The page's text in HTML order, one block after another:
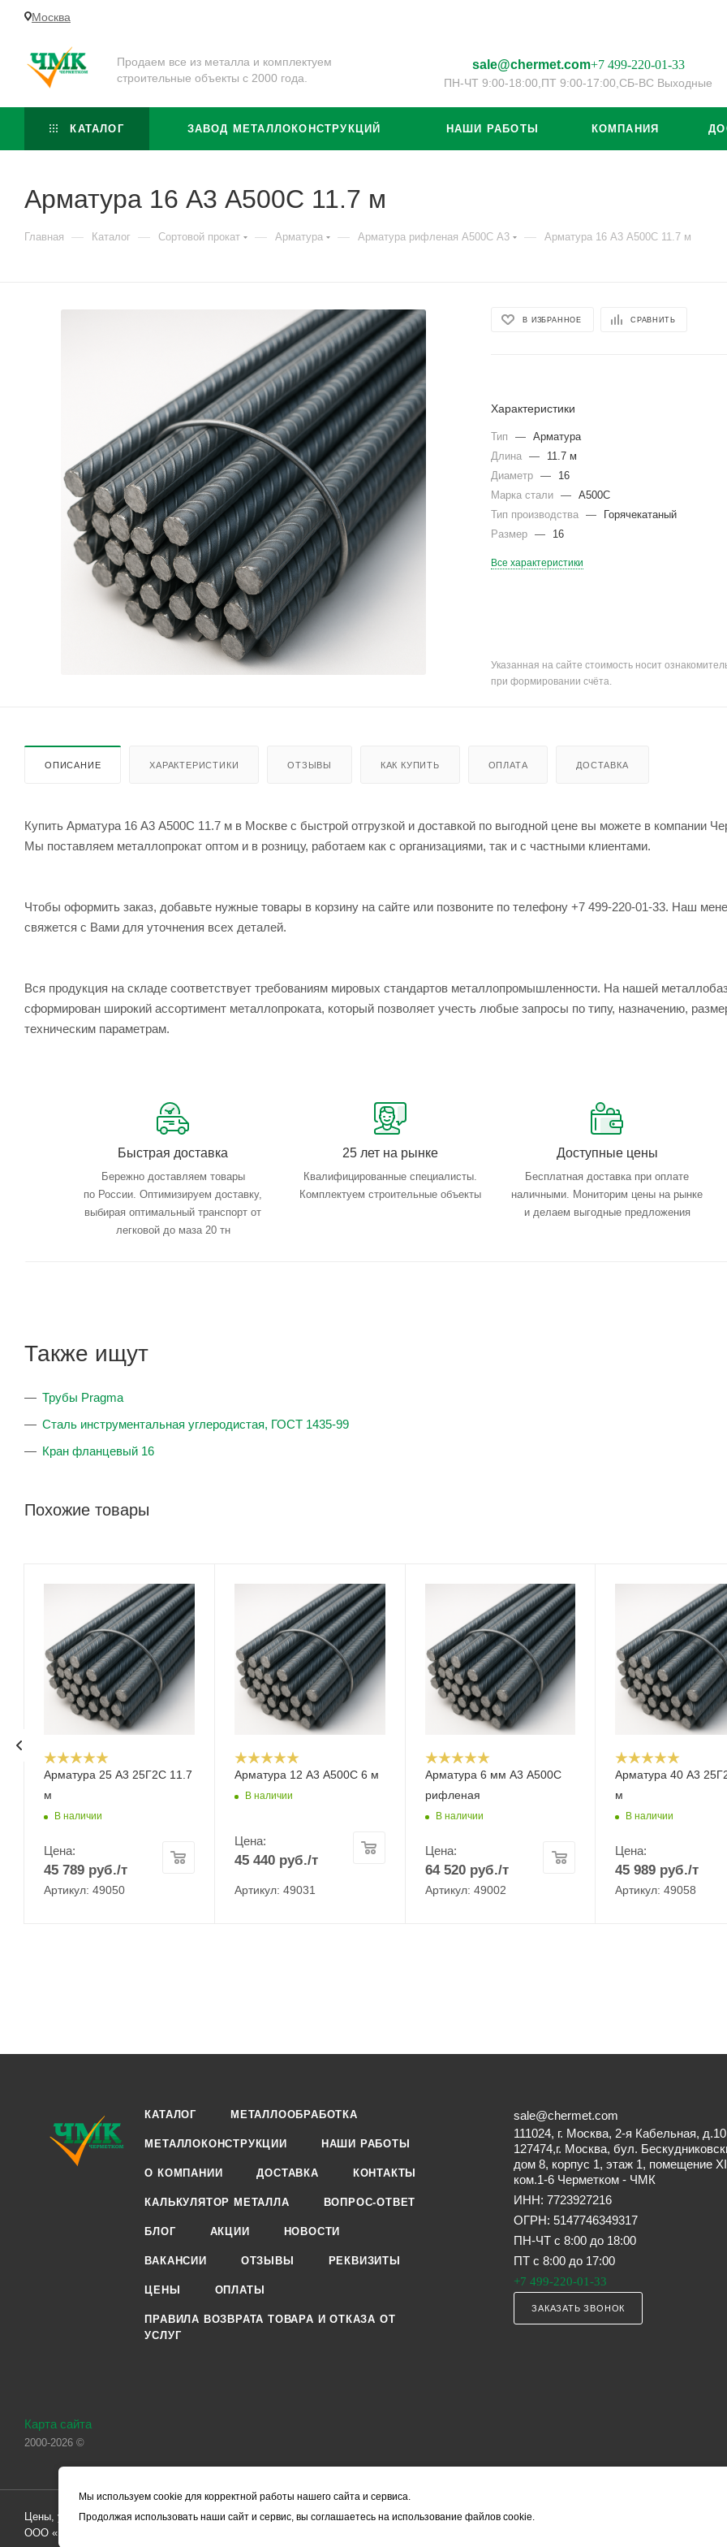
Москва
Продаем все из металла и комплектуем
строительные объекты с 2000 года.
sale@chermet.com+7 499-220-01-33
ПН-ЧТ 9:00-18:00, ПТ 9:00-17:00, СБ-ВС Выходные
КАТАЛОГ ЗАВОД МЕТАЛЛОКОНСТРУКЦИЙ НАШИ РАБОТЫ КОМПАНИЯ
Арматура 16 А3 А500С 11.7 м
Главная — Каталог — Сортовой прокат — Арматура — Арматура рифленая А500С А3 — Арматура 16 А3 А500С 11.7 м
В ИЗБРАННОЕ СРАВНИТЬ
Характеристики
Тип —
Арматура
Длина
—
11.7 м
Диаметр
—
16
Марка стали
—
А500С
Тип производства
—
Горячекатаный
Размер
— 16
Все характеристики
Указанная на сайте стоимость носит
при формировании счёта.
ОПИСАНИЕ ХАРАКТЕРИСТИКИ ОТЗЫВЫ КАК КУПИТЬ ОПЛАТА ДОСТАВКА
Купить Арматура 16 А3 А500С 11.7 м в Москве с быстрой отгрузкой и доставкой по выгодной цене вы можете в компании
Мы поставляем металлопрокат оптом и в розницу, работаем как с организациями, так и с частными клиентами.
Чтобы оформить заказ, добавьте нужные товары в корзину на сайте или позвоните по телефону +7 499-220-01-33. Наш
свяжется с Вами для уточнения всех деталей.
Вся продукция на складе соответствует требованиям мировых стандартов металлопромышленности. На нашей
сформирован широкий ассортимент металлопроката, который позволяет учесть любые запросы по типу, назначению,
техническим параметрам.
Быстрая доставка
Бережно доставляем товары
по России. Оптимизируем доставку,
выбирая оптимальный транспорт от
легковой до маза 20 тн
25 лет на рынке
Квалифицированные специалисты.
Комплектуем строительные объекты
Доступные цены
Бесплатная доставка при оплате
наличными. Мониторим цены на рынке
и делаем выгодные предложения
Также ищут
Трубы Pragma
Сталь инструментальная углеродистая, ГОСТ 1435-99
Кран фланцевый 16
Похожие товары
Арматура 25 А3 25Г2С 11.7
м
В наличии
Цена:
45 789 руб./т
Артикул: 49050
Арматура 12 А3 А500С 6 м
В наличии
Цена:
45 440руб./т
Артикул: 49031
Арматура 6 мм А3 А500С
рифленая
В наличии
Цена:
64 520руб./т
Артикул: 49002
Арматура 40 А3
м
В наличии
Цена:
45 989 руб./т
Артикул: 49058
КАТАЛОГ МЕТАЛЛООБРАБОТКА
МЕТАЛЛОКОНСТРУКЦИИ НАШИ РАБОТЫ
О КОМПАНИИ ДОСТАВКА КОНТАКТЫ
КАЛЬКУЛЯТОР МЕТАЛЛА ВОПРОС-ОТВЕТ
БЛОГ АКЦИИ НОВОСТИ
ВАКАНСИИ ОТЗЫВЫ РЕКВИЗИТЫ
ЦЕНЫ ОПЛАТЫ
ПРАВИЛА ВОЗВРАТА ТОВАРА И ОТКАЗА ОТ
УСЛУГ
sale@chermet.com
111024, г. Москва, 2-я Кабельная, д.10
127474,г. Москва, бул.
дом 8, корпус 1, этаж 1, помещение
ком.1-6 Черметком - ЧМК
ИНН: 7723927216
ОГРН: 5147746349317
ПН-ЧТ с 8:00 до 18:00
ПТ с 8:00 до 17:00
+7 499-220-01-33
ЗАКАЗАТЬ ЗВОНОК
Карта сайта
2000-2026 ©
Цены, указанные на сайте, носят справочный характер и не являются офертой (в соответствии со ст. 435 ГК РФ). Они могут изменяться в
ООО «ЧЕРМЕТ.КОМ» по заключению Договора. Окончательная стоимость товара формируется менеджером и уточняется вместе со сроками
Мы используем cookie для корректной работы нашего сайта и сервиса.
Продолжая использовать наши сайт и сервис, вы соглашаетесь на использование файлов cookie.